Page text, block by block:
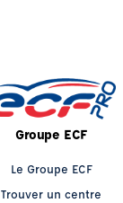
Groupe ECF
Le Groupe ECF
Trouver un centre